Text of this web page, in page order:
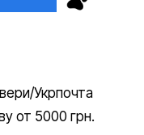
Укрпочта
от 5000 грн.